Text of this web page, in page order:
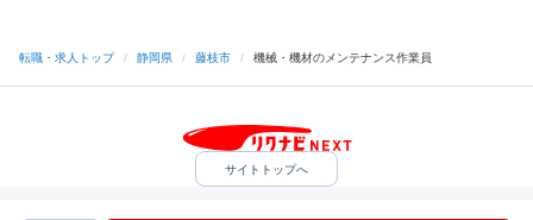
転職・求人トップ / 静岡県 / 藤枝市 / 機械・機材のメンテナンス作業員
サイトトップへ